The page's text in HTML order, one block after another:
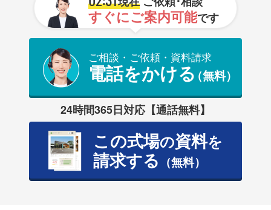
すぐにご案内可能です
ご相談・ご依頼・資料請求
電話をかける（無料）
24時間365日対応【通話無料】
この式場の資料を
請求する （無料）